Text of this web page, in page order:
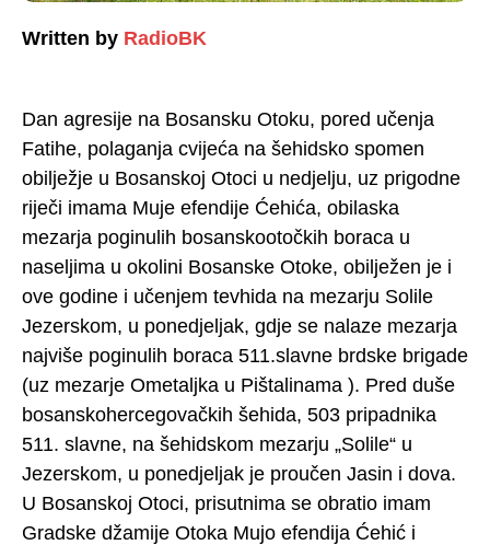
Written by RadioBK
Dan agresije na Bosansku Otoku, pored učenja
Fatihe, polaganja cvijeća na šehidsko spomen
obilježje u Bosanskoj Otoci u nedjelju, uz prigodne
riječi imama Muje efendije Ćehića, obilaska
mezarja poginulih bosanskootočkih boraca u
naseljima u okolini Bosanske Otoke, obilježen je i
ove godine i učenjem tevhida na mezarju Solile
Jezerskom, u ponedjeljak, gdje se nalaze mezarja
najviše poginulih boraca 511.slavne brdske brigade
(uz mezarje Ometaljka u Pištalinama ). Pred duše
bosanskohercegovačkih šehida, 503 pripadnika
511. slavne, na šehidskom mezarju „Solile“ u
Jezerskom, u ponedjeljak je proučen Jasin i dova.
U Bosanskoj Otoci, prisutnima se obratio imam
Gradske džamije Otoka Mujo efendija Ćehić i